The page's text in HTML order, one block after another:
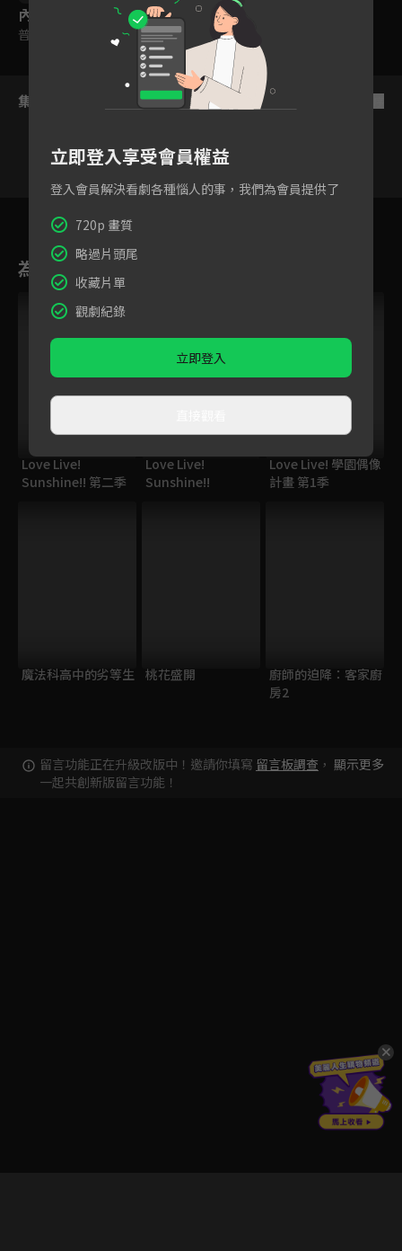
內容標籤
普遍級
集數列表
為您推薦
Love Live!
Sunshine!! 第二季
Love Live!
Sunshine!!
Love Live! 學園偶像
計畫 第1季
魔法科高中的劣等生 桃花盛開
廚師的迫降：客家廚
房2
留言功能正在升級改版中！邀請你填寫 留言板調查 ，
一起共創新版留言功能！
顯示更多
立即登入享受會員權益
登入會員解決看劇各種惱人的事，我們為會員提供了
720p 畫質
略過片頭尾
收藏片單
觀劇紀錄
立即登入